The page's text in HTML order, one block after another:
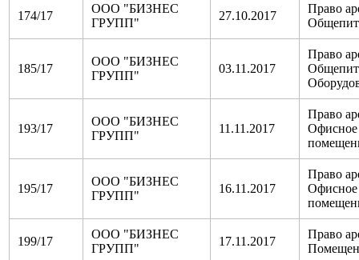
174/17
ООО "БИЗНЕС
ГРУПП"
27.10.2017
Право
185/17
ООО "БИЗНЕС
ГРУПП"
03.11.2017
Право
193/17
ООО "БИЗНЕС
ГРУПП"
11.11.2017
Право
Офисное
195/17
ООО "БИЗНЕС
ГРУПП"
16.11.2017
Право
Офисное
199/17
ООО "БИЗНЕС
ГРУПП"
17.11.2017
Право